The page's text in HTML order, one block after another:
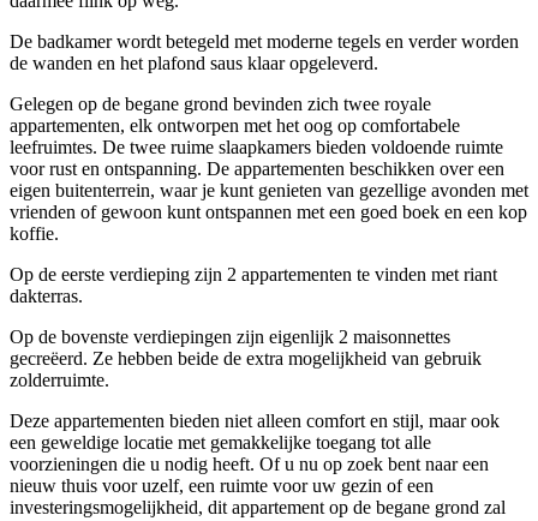
De badkamer wordt betegeld met moderne tegels en verder worden
de wanden en het plafond saus klaar opgeleverd.
Gelegen op de begane grond bevinden zich twee royale
appartementen, elk ontworpen met het oog op comfortabele
leefruimtes. De twee ruime slaapkamers bieden voldoende ruimte
voor rust en ontspanning. De appartementen beschikken over een
eigen buitenterrein, waar je kunt genieten van gezellige avonden met
vrienden of gewoon kunt ontspannen met een goed boek en een kop
koffie.
Op de eerste verdieping zijn 2 appartementen te vinden met riant
dakterras.
Op de bovenste verdiepingen zijn eigenlijk 2 maisonnettes
gecreëerd. Ze hebben beide de extra mogelijkheid van gebruik
zolderruimte.
Deze appartementen bieden niet alleen comfort en stijl, maar ook
een geweldige locatie met gemakkelijke toegang tot alle
voorzieningen die u nodig heeft. Of u nu op zoek bent naar een
nieuw thuis voor uzelf, een ruimte voor uw gezin of een
investeringsmogelijkheid, dit appartement op de begane grond zal